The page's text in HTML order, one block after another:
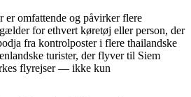
er omfattende og påvirker flere
for ethvert køretøj eller person, der
fra kontrolposter i flere thailandske
turister, der flyver til Siem
flyrejser — ikke kun